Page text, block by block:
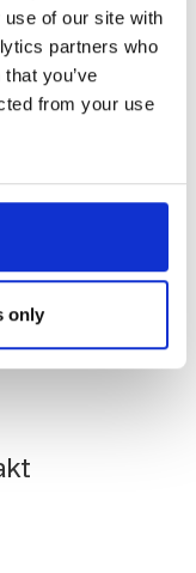
of our site with
partners who
you’ve
from your use
only
1973.
steg närmare ett